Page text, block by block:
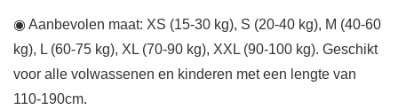
◉ Aanbevolen maat: XS (15-30 kg), S (20-40 kg), M (40-60
kg), L (60-75 kg), XL (70-90 kg), XXL (90-100 kg). Geschikt
voor alle volwassenen en kinderen met een lengte van
110-190cm.